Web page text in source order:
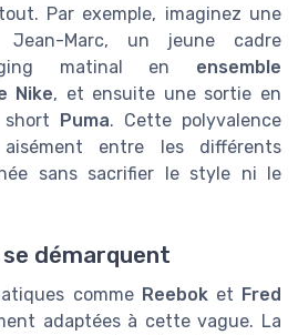
Par exemple, imaginez une
Marc, un jeune cadre
matinal en ensemble
Nike, et ensuite une sortie en
Puma. Cette polyvalence
entre les différents
sans sacrifier le style ni le
démarquent
comme Reeboket Fred
adaptées à cette vague. La